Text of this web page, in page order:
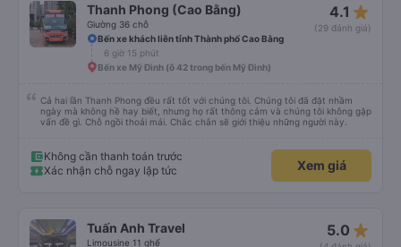
Thanh Phong (Cao Bằng)
Giường 36 chỗ
4.1 star_rate
(29 đánh giá)
Bến xe khách liên tỉnh Thành phố Cao Bằng
6 giờ 15 phút
Bến xe Mỹ Đình (ô 42 trong bến Mỹ Đình)
Cả hai lần Thanh Phong đều rất tốt với chúng tôi. Chúng tôi đã đặt nhầm
ngày mà không hề hay biết, nhưng họ rất thông cảm và chúng tôi không gặp
vấn đề gì. Chỗ ngồi thoải mái. Chắc chắn sẽ giới thiệu những người này.
Không cần thanh toán trước
Xác nhận chỗ ngay lập tức
Xem giá
Tuấn Anh Travel
Limousine 11 ghế
5.0 star_rate